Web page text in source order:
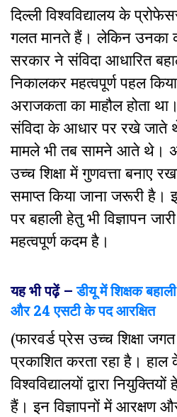
दिल्ली विश्वविद्यालय के
गलत मानते हैं। लेकिन उनका
सरकार ने संविदा आधारित
निकालकर महत्वपूर्ण पहल
अराजकता का माहौल होता
संविदा के आधार पर रखे जाते
मामले भी तब सामने आते थे।
उच्च शिक्षा में गुणवत्ता बनाए
समाप्त किया जाना जरूरी
पर बहाली हेतु भी विज्ञापन
महत्वपूर्ण कदम है।
यह भी पढ़ें –डीयू में शिक्षक
और 24 एसटी के पद आरक्षित
(फारवर्ड प्रेस उच्च शिक्षा
प्रकाशित करता रहा है। हाल
विश्वविद्यालयों द्वारा
हैं। इन विज्ञापनों में आरक्षण